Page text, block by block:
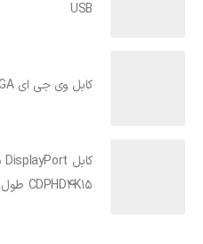
USB
کابل وی جی ای VGA برای مانیتور 1.5 متری
CDPHD4K15 طول 1.5 متر